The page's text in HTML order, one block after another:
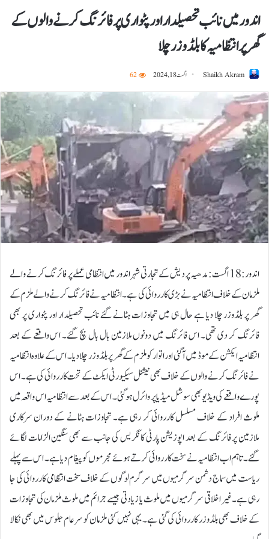
اندور میں نائب تحصیلدار اور پٹواری پر فائرنگ کرنے والوں کے
گھر پر انتظامیہ کا بلڈوزر چلا
Shaikh Akram اگست 18, 2024 62
اندور: 18 اگست:مدھیہ پردیش کے تجارتی شہر اندور میں انتظامی عملے پر فائرنگ کرنے والے
ملزمان کے خلاف انتظامیہ نے بڑی کارروائی کی ہے۔ انتظامیہ نے فائرنگ کرنے والے ملزم کے
گھر پر بلڈوزر چلا دیا ہے حال ہی میں تجاوزات ہٹانے گئے نائب تحصیلدار اور پٹواری پر بھی
فائرنگ کر دی تھی۔ اس فائرنگ میں دونوں ملازمین بال بال بچ گئے۔ اس واقعے کے بعد
انتظامیہ ایکشن کے موڈ میں آگئی اور اتوار کو ملزم کے گھر پر بلڈوزر چلا دیا۔ اس کے علاوہ انتظامیہ
نے فائرنگ کرنے والوں کے خلاف بھی نیشنل سیکیورٹی ایکٹ کے تحت کارروائی کی ہے۔ اس
پورے واقعے کی ویڈیو بھی سوشل میڈیا پر وائرل ہوگئی۔ اس کے بعد سے انتظامیہ اس واقعہ میں
ملوث افراد کے خلاف مسلسل کارروائی کر رہی ہے۔ تجاوزات ہٹانے کے دوران سرکاری
ملازمین پر فائرنگ کے بعد اپوزیشن پارٹی کانگریس کی جانب سے بھی سنگین الزامات لگائے
گئے۔ تاہم اب انتظامیہ نے سخت کارروائی کرتے ہوئے مجرموں کو پیغام دیا ہے۔ اس سے پہلے
ریاست میں سماج دشمن سرگرمیوں میں سرگرم لوگوں کے خلاف سخت انتظامی کارروائی کی جا
رہی ہے۔ غیر اخلاقی سرگرمیوں میں ملوث یا زیادتی جیسے جرائم میں ملوث ملزمان کی تجاوزات
کے خلاف بھی بلڈوزر کارروائی کی گئی ہے۔ یہی نہیں کئی ملزمان کو سرعام جلوس میں بھی نکالا